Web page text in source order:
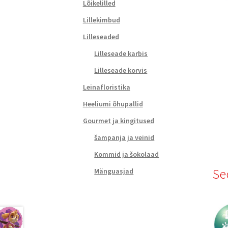
Lõikelilled
Lillekimbud
Lilleseaded
Lilleseade karbis
Lilleseade korvis
Leinafloristika
Heeliumi õhupallid
Gourmet ja kingitused
šampanja ja veinid
Kommid ja šokolaad
Mänguasjad